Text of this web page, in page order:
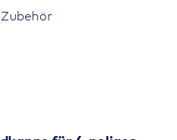
Zubehör